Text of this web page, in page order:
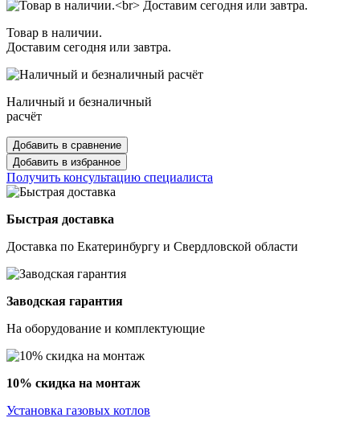
Товар в наличии.
Доставим сегодня или завтра.
Наличный и безналичный
расчёт
Добавить в сравнение
Добавить в избранное
Получить консультацию специалиста
Быстрая доставка
Доставка по Екатеринбургу и Свердловской области
Заводская гарантия
На оборудование и комплектующие
10% скидка на монтаж
Установка газовых котлов